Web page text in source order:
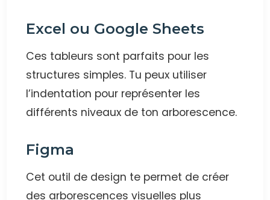
Excel ou Google Sheets
Ces tableurs sont parfaits pour les
structures simples. Tu peux utiliser
l’indentation pour représenter les
différents niveaux de ton arborescence.
Figma
Cet outil de design te permet de créer
des arborescences visuelles plus